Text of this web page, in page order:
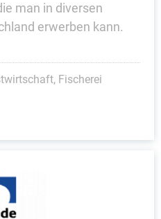
man in diversen
erwerben kann.
Fischerei